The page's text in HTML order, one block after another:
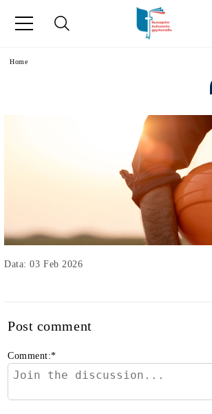
Home
Data: 03 Feb 2026
Post comment
Comment:*